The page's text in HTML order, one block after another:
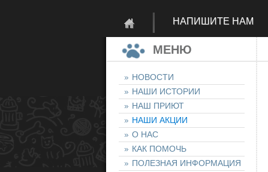
НАПИШИТЕ НАМ
МЕНЮ
НОВОСТИ
НАШИ ИСТОРИИ
НАШ ПРИЮТ
НАШИ АКЦИИ
О НАС
КАК ПОМОЧЬ
ПОЛЕЗНАЯ ИНФОРМАЦИЯ